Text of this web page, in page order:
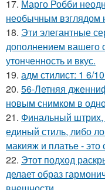
17. Марго Робби
необычным взглядом
18. Эти элегантные
дополнением вашего
утонченность и вкус.
19. адм стилист: 1 6/
20. 56-Летняя
новым снимком в
21. Финальный штрих,
единый стиль, либо
макияж и платье -
22. Этот подход
делает образ